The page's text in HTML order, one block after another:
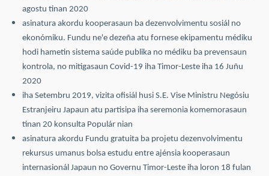
agostu tinan 2020
asinatura akordu kooperasaun ba dezenvolvimentu sosiál no
ekonómiku. Fundu ne'e dezeña atu fornese ekipamentu médiku
hodi hametin sistema saúde publika no médiku ba prevensaun
kontrola, no mitigasaun Covid-19 iha Timor-Leste iha 16 Juñu
2020
iha Setembru 2019, vizita ofisiál husi S.E. Vise Ministru Negósiu
Estranjeiru Japaun atu partisipa iha seremonia komemorasaun
tinan 20 konsulta Populár nian
asinatura akordu Fundu gratuita ba projetu dezenvolvimentu
rekursus umanus bolsa estudu entre ajénsia kooperasaun
internasionál Japaun no Governu Timor-Leste iha loron 18 fulan